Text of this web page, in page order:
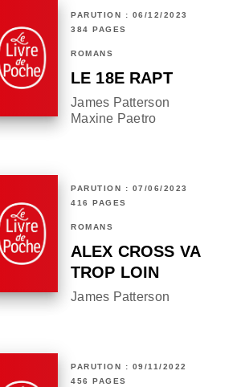
PARUTION : 06/12/2023
384 PAGES
ROMANS
LE 18E RAPT
James Patterson
Maxine Paetro
PARUTION : 07/06/2023
416 PAGES
ROMANS
ALEX CROSS VA
TROP LOIN
James Patterson
PARUTION : 09/11/2022
456 PAGES